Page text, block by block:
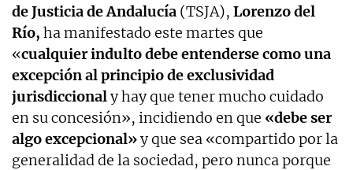
de Justicia de Andalucía (TSJA), Lorenzo del
Río, ha manifestado este martes que
«cualquier indulto debe entenderse como una
excepción al principio de exclusividad
jurisdiccionaly hay que tener mucho cuidado
en su concesión», incidiendo en que «debe ser
algo excepcional»y que sea «compartido por la
generalidad de la sociedad, pero nunca porque